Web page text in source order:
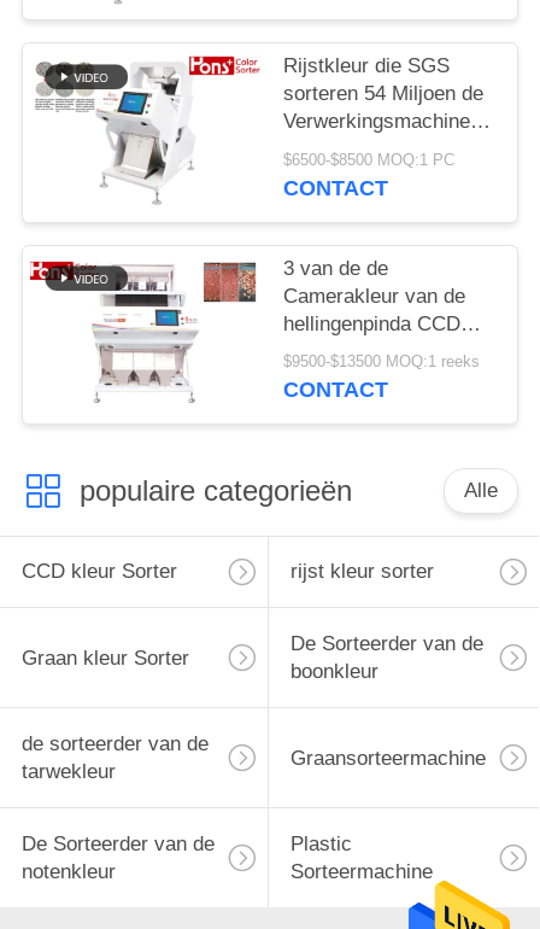
Rijstkleur die SGS
sorteren 54 Miljoen de
Verwerkingsmachine
van de Pixelseparator
$6500-$8500 MOQ:1 PC
CONTACT
3 van de de
Camerakleur van de
hellingenpinda CCD
van de de
Sorteerdersmachine de
$9500-$13500 MOQ:1 reeks
CONTACT
populaire categorieën Alle
CCD kleur Sorter rijst kleur sorter
Graan kleur Sorter
De Sorteerder van de
boonkleur
de sorteerder van de
tarwekleur
Graansorteermachine
De Sorteerder van de
notenkleur
Plastic
Sorteermachine